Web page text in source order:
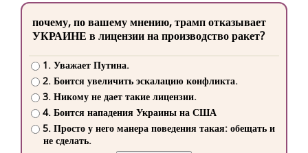
почему, по вашему мнению, трамп отказывает
УКРАИНЕ в лицензии на производство ракет?
1. Уважает Путина.
2. Боится увеличить эскалацию конфликта.
3. Никому не дает такие лицензии.
4. Боится нападения Украины на США
5. Просто у него манера поведения такая: обещать и
не сделать.